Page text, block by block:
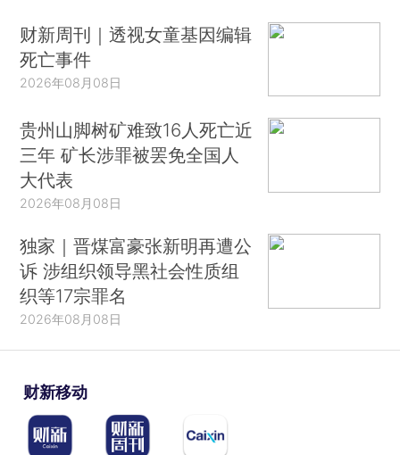
财新周刊｜透视女童基因编辑
死亡事件
2026年08月08日
贵州山脚树矿难致16人死亡近
三年 矿长涉罪被罢免全国人
大代表
2026年08月08日
独家｜晋煤富豪张新明再遭公
诉 涉组织领导黑社会性质组
织等17宗罪名
2026年08月08日
财新移动